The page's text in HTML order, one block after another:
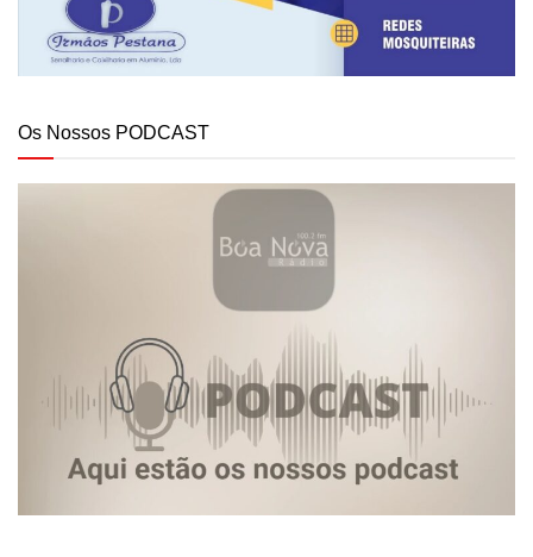
Os Nossos PODCAST